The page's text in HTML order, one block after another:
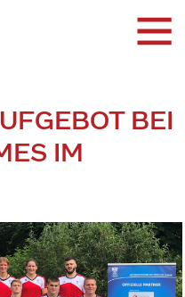
BEI
IM